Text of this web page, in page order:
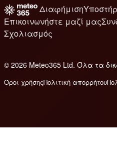
Διαφήμιση
Επικοινωνήστε μαζί μας
Σχολιασμός
© 2026 Meteo365 Ltd. Όλα τα
Όροι χρήσηςΠολιτική απορρήτου